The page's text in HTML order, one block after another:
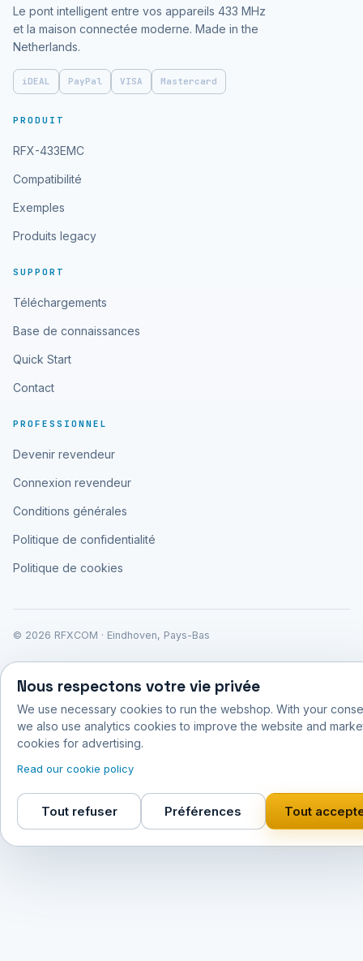
Le pont intelligent entre vos appareils 433 MHz
et la maison connectée moderne. Made in the
Netherlands.
iDEAL PayPal VISA Mastercard
PRODUIT
RFX-433EMC
Compatibilité
Exemples
Produits legacy
SUPPORT
Téléchargements
Base de connaissances
Quick Start
Contact
PROFESSIONNEL
Devenir revendeur
Connexion revendeur
Conditions générales
Politique de confidentialité
Politique de cookies
© 2026 RFXCOM · Eindhoven, Pays-Bas
Nous respectons votre vie privée
We use necessary cookies to run the webshop. With your
we also use analytics cookies to improve the website and
cookies for advertising.
Read our cookie policy
Tout refuser Préférences Tout